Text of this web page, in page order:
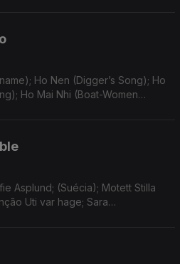
Ho Nen (Digger’s Song); Ho
Ho Mai Nhi (Boat-Women
Asplund; (Suécia); Motett Stilla
Uti var hage; Sara